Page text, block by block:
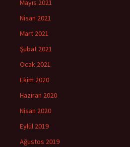
Mayıs 2021
Nisan 2021
Mart 2021
Şubat 2021
Ocak 2021
Ekim 2020
Haziran 2020
Nisan 2020
Eylül 2019
Ağustos 2019